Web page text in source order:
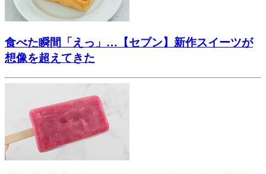
食べた瞬間「えっ」…【セブン】新作スイーツが
想像を超えてきた